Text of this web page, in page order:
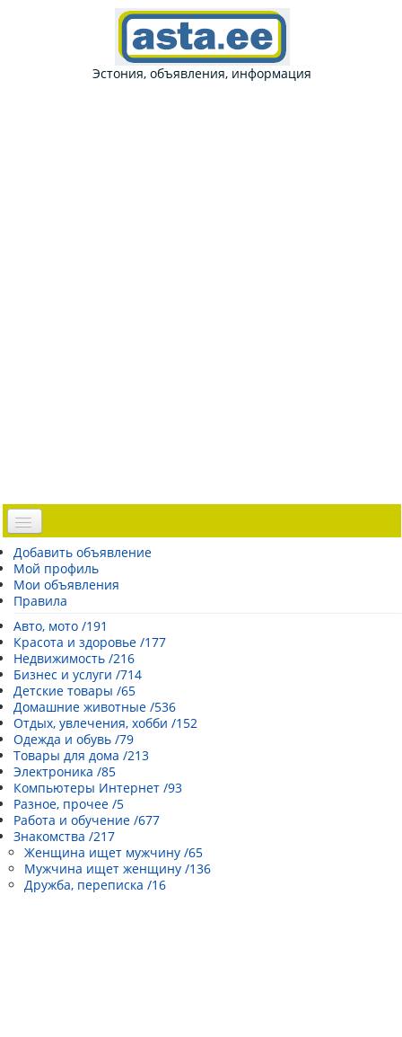
Эстония, объявления, информация
Доска объявлений
Погода Эстонии
Открытки
Каталог сайтов
| Регистрация |
Добавить объявление
Мой профиль
Мои объявления
Правила
Авто, мото /191
Красота и здоровье /177
Недвижимость /216
Бизнес и услуги /714
Детские товары /65
Домашние животные /536
Отдых, увлечения, хобби /152
Одежда и обувь /79
Товары для дома /213
Электроника /85
Компьютеры Интернет /93
Разное, прочее /5
Работа и обучение /677
Знакомства /217
Женщина ищет мужчину /65
Мужчина ищет женщину /136
Дружба, переписка /16